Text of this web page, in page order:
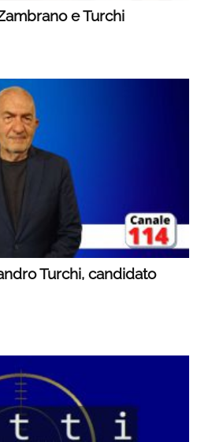
e Turchi
Turchi, candidato